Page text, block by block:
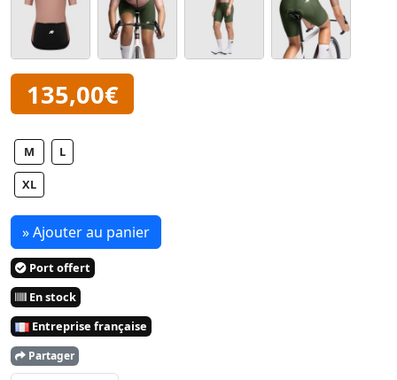
135,00€
M L
XL
» Ajouter au panier
Port offert
En stock
Entreprise française
Partager